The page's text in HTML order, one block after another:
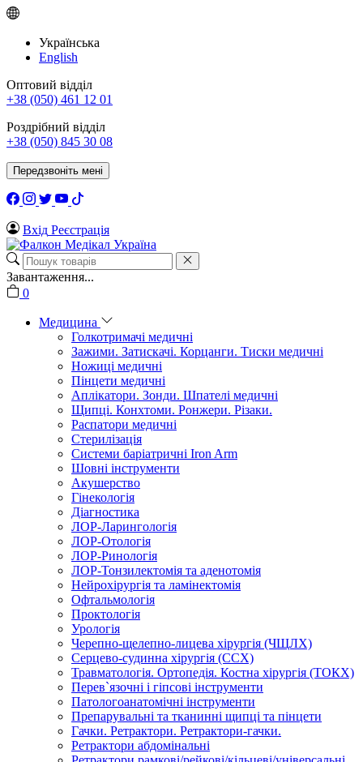
Українська
English
Оптовий відділ
+38 (050) 461 12 01
Роздрібний відділ
+38 (050) 845 30 08
Передзвоніть мені
Вхід Реєстрація
Завантаження...
0
Медицина
Голкотримачі медичні
Зажими. Затискачі. Корцанги. Тиски медичні
Ножиці медичні
Пінцети медичні
Аплікатори. Зонди. Шпателі медичні
Щипці. Конхтоми. Ронжери. Різаки.
Распатори медичні
Стерилізація
Системи баріатричні Iron Arm
Шовні інструменти
Акушерство
Гінекологія
Діагностика
ЛОР-Ларингологія
ЛОР-Отологія
ЛОР-Ринологія
ЛОР-Тонзилектомія та аденотомія
Нейрохірургія та ламінектомія
Офтальмологія
Проктологія
Урологія
Черепно-щелепно-лицева хірургія (ЧЩЛХ)
Серцево-судинна хірургія (ССХ)
Травматологія. Ортопедія. Костна хірургія (ТОКХ)
Перев`язочні і гіпсові інструменти
Патологоанатомічні інструменти
Препарувальні та тканинні щипці та пінцети
Гачки. Ретрактори. Ретрактори-гачки.
Ретрактори абдомінальні